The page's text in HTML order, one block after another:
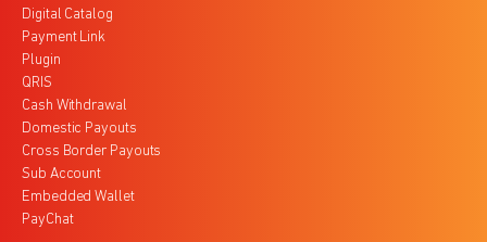
Digital Catalog
Payment Link
Plugin
QRIS
Cash Withdrawal
Domestic Payouts
Cross Border Payouts
Sub Account
Embedded Wallet
PayChat